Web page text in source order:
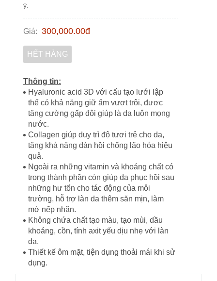
ý.
Giá: 300,000.00đ
HẾT HÀNG
Thông tin:
Hyaluronic acid 3D với cấu tạo lưới lập
thể có khả năng giữ ẩm vượt trội, được
tăng cường gấp đôi giúp là da luôn mọng
nước.
Collagen giúp duy trì độ tươi trẻ cho da,
tăng khả năng đàn hồi chống lão hóa hiệu
quả.
Ngoài ra những vitamin và khoáng chất có
trong thành phần còn giúp da phục hồi sau
những hư tổn cho tác động của môi
trường, hỗ trợ làn da thêm săn mịn, làm
mờ nếp nhăn.
Không chứa chất tạo màu, tạo mùi, dầu
khoáng, cồn, tính axit yếu dịu nhẹ với làn
da.
Thiết kế ôm mặt, tiện dụng thoải mái khi sử
dụng.